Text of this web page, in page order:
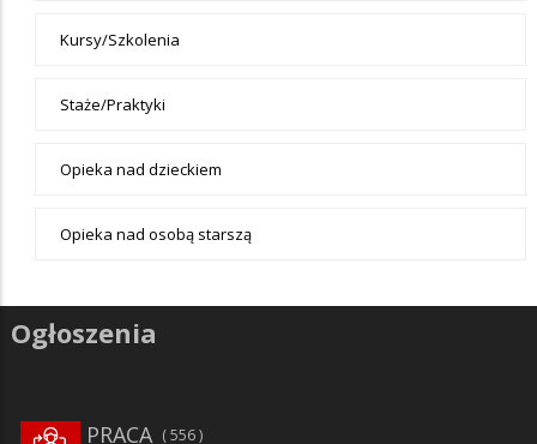
Kursy/Szkolenia
Staże/Praktyki
Opieka nad dzieckiem
Opieka nad osobą starszą
Ogłoszenia
PRACA 556